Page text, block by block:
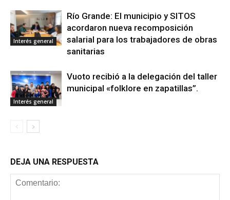
Interés general
Río Grande: El municipio y SITOS
acordaron nueva recomposición
salarial para los trabajadores de obras
sanitarias
Interés general
Vuoto recibió a la delegación del taller
municipal «folklore en zapatillas”.
DEJA UNA RESPUESTA